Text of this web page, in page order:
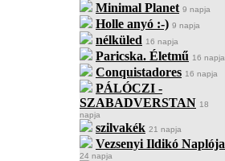
Minimal Planet 9 napja
Holle anyó :-) 9 napja
nélküled 16 napja
Paricska. Életmű 16 napja
Conquistadores 16 napja
PÁLÓCZI -
SZABADVERSTAN 18
napja
szilvakék 21 napja
Vezsenyi Ildikó Naplója
24 napja